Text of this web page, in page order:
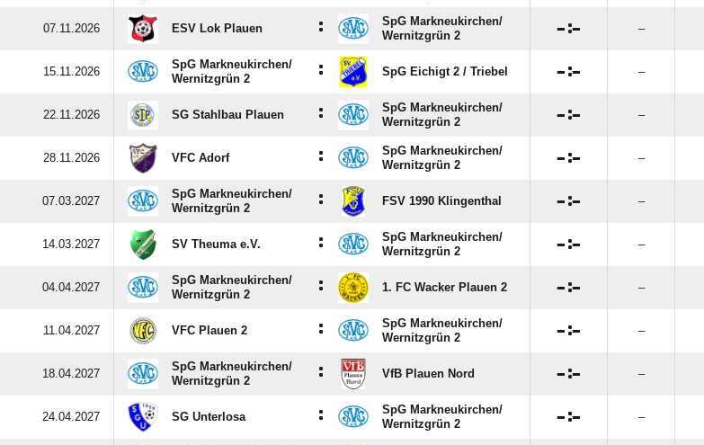
07.11.2026 ESV Lok Plauen :
SpG Markneukirchen/​
Wernitzgrün 2
: –
15.11.2026
SpG Markneukirchen/​
Wernitzgrün 2
: SpG Eichigt 2 /​ Triebel : –
22.11.2026 SG Stahlbau Plauen :
SpG Markneukirchen/​
Wernitzgrün 2
: –
28.11.2026 VFC Adorf :
SpG Markneukirchen/​
Wernitzgrün 2
: –
07.03.2027
SpG Markneukirchen/​
Wernitzgrün 2
: FSV 1990 Klingenthal : –
14.03.2027 SV Theuma e.V. :
SpG Markneukirchen/​
Wernitzgrün 2
: –
04.04.2027
SpG Markneukirchen/​
Wernitzgrün 2
: 1. FC Wacker Plauen 2 : –
11.04.2027 VFC Plauen 2 :
SpG Markneukirchen/​
Wernitzgrün 2
: –
18.04.2027
SpG Markneukirchen/​
Wernitzgrün 2
: VfB Plauen Nord : –
24.04.2027 SG Unterlosa :
SpG Markneukirchen/​
Wernitzgrün 2
: –